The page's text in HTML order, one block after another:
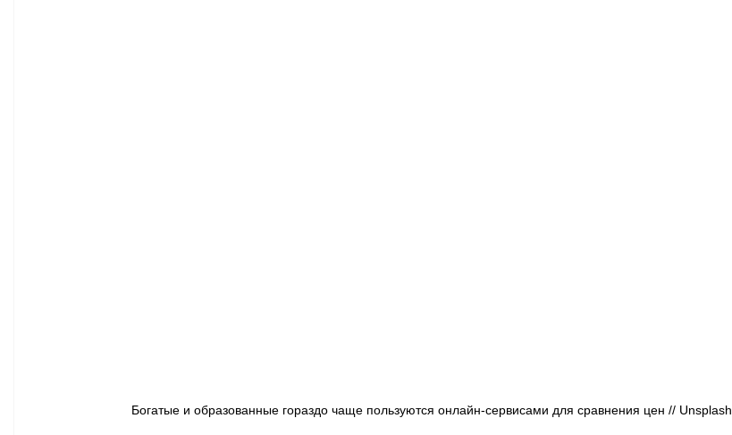
Богатые и образованные гораздо чаще пользуются онлайн-сервисами для сравнения цен // Unsplash